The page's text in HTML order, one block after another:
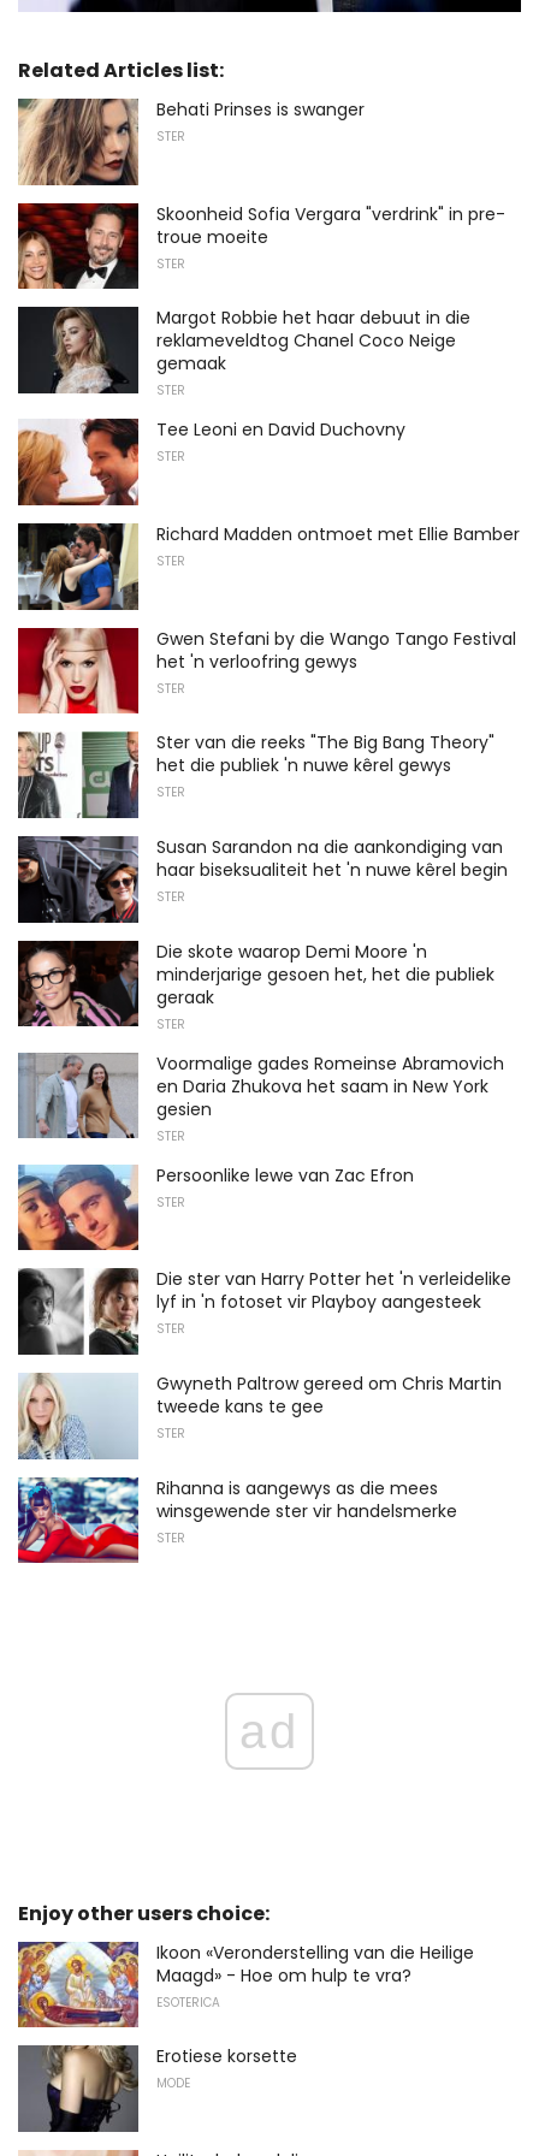
Related Articles list:
Behati Prinses is swanger
STER
Skoonheid Sofia Vergara "verdrink" in pre-
troue moeite
STER
Margot Robbie het haar debuut in die
reklameveldtog Chanel Coco Neige
gemaak
STER
Tee Leoni en David Duchovny
STER
Richard Madden ontmoet met Ellie Bamber
STER
Gwen Stefani by die Wango Tango Festival
het 'n verloofring gewys
STER
Ster van die reeks "The Big Bang Theory"
het die publiek 'n nuwe kêrel gewys
STER
Susan Sarandon na die aankondiging van
haar biseksualiteit het 'n nuwe kêrel begin
STER
Die skote waarop Demi Moore 'n
minderjarige gesoen het, het die publiek
geraak
STER
Voormalige gades Romeinse Abramovich
en Daria Zhukova het saam in New York
gesien
STER
Persoonlike lewe van Zac Efron
STER
Die ster van Harry Potter het 'n verleidelike
lyf in 'n fotoset vir Playboy aangesteek
STER
Gwyneth Paltrow gereed om Chris Martin
tweede kans te gee
STER
Rihanna is aangewys as die mees
winsgewende ster vir handelsmerke
STER
ad
Enjoy other users choice:
Ikoon «Veronderstelling van die Heilige
Maagd» - Hoe om hulp te vra?
ESOTERICA
Erotiese korsette
MODE